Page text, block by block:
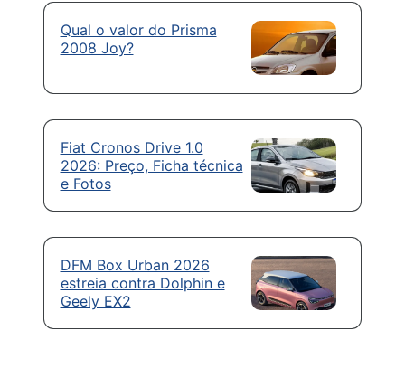
Qual o valor do Prisma
2008 Joy?
Fiat Cronos Drive 1.0
2026: Preço, Ficha técnica
e Fotos
DFM Box Urban 2026
estreia contra Dolphin e
Geely EX2